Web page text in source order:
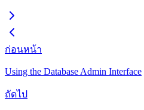
ก่อนหน้า
Using the Database Admin Interface
ถัดไป